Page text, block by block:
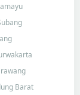
Barat